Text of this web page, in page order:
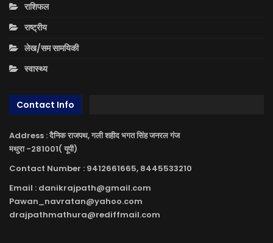
राशिफल
राष्ट्रीय
लेख/सम सामयिकी
स्वास्थ्य
Contact Info
Address : दैनिक राजपथ, गली शहीद भगत सिंह जनरल गंज
मथुरा -281001( यूपी)
Contact Number : 9412661665, 8445533210
Email : danikrajpath@gmail.com
Pawan_navratan@yahoo.com
drajpathmathura@rediffmail.com